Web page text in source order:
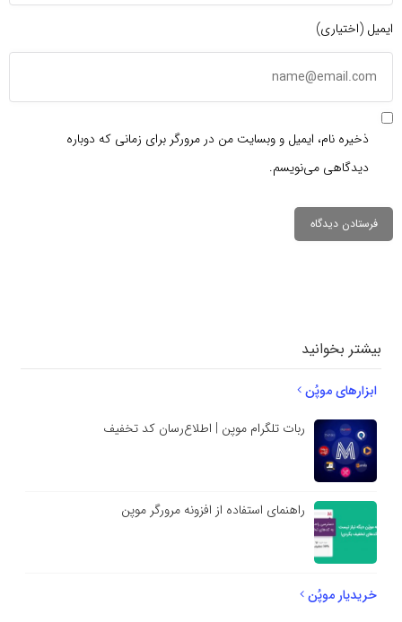
ایمیل (اختیاری)
ذخیره نام، ایمیل و وبسایت من در مرورگر برای زمانی که دوباره
دیدگاهی می‌نویسم.
بیشتر بخوانید
ابزارهای موپُن
ربات تلگرام موپن | اطلاع‌رسان کد تخفیف
راهنمای استفاده از افزونه مرورگر موپن
خریدیار موپُن